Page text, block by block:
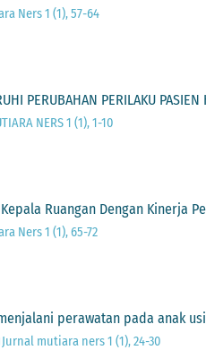
Ners 1 (1), 57-64
PERUBAHAN PERILAKU
NERS 1 (1), 1-10
Ruangan Dengan Kinerja
Ners 1 (1), 65-72
perawatan pada anak
Jurnal mutiara ners 1 (1), 24-30